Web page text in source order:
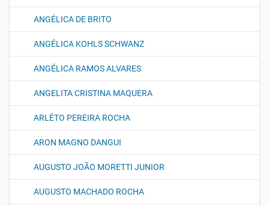
ANGÉLICA DE BRITO
ANGÉLICA KOHLS SCHWANZ
ANGÉLICA RAMOS ALVARES
ANGELITA CRISTINA MAQUERA
ARLÉTO PEREIRA ROCHA
ARON MAGNO DANGUI
AUGUSTO JOÃO MORETTI JUNIOR
AUGUSTO MACHADO ROCHA